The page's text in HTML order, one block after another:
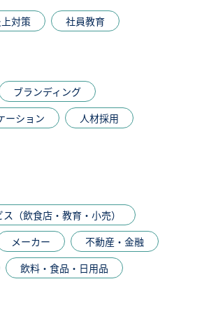
対策 社員教育
ブランディング
ーション
人材採用
ス（飲食店・教育・小売）
メーカー
不動産・金融
飲料・食品・日用品